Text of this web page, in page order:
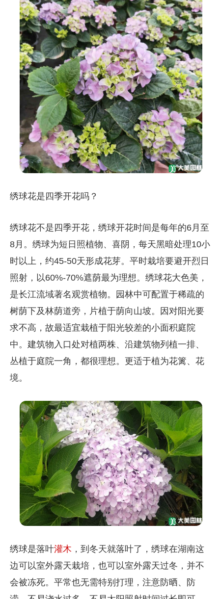
绣球花是四季开花吗？
绣球花不是四季开花，绣球开花时间是每年的6月至
8月。绣球为短日照植物、喜阴，每天黑暗处理10小
时以上，约45-50天形成花芽。平时栽培要避开烈日
照射，以60%-70%遮荫最为理想。绣球花大色美，
是长江流域著名观赏植物。园林中可配置于稀疏的
树荫下及林荫道旁，片植于荫向山坡。因对阳光要
求不高，故最适宜栽植于阳光较差的小面积庭院
中。建筑物入口处对植两株、沿建筑物列植一排、
丛植于庭院一角，都很理想。更适于植为花篱、花
境。
绣球是落叶灌木 ，到冬天就落叶了，绣球在湖南这
边可以室外露天栽培，也可以室外露天过冬，并不
会被冻死。平常也无需特别打理，注意防晒、防